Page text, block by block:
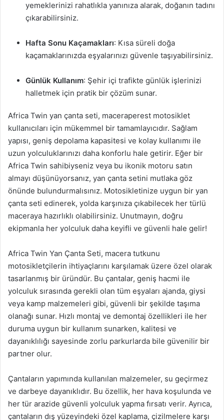
yemeklerinizi rahatlıkla yanınıza alarak, doğanın tadını
çıkarabilirsiniz.
Hafta Sonu Kaçamakları: Kısa süreli doğa
kaçamaklarınızda eşyalarınızı güvenle taşıyabilirsiniz.
Günlük Kullanım: Şehir içi trafikte günlük işlerinizi
halletmek için pratik bir çözüm sunar.
Africa Twin yan çanta seti, maceraperest motosiklet
kullanıcıları için mükemmel bir tamamlayıcıdır. Sağlam
yapısı, geniş depolama kapasitesi ve kolay kullanımı ile
uzun yolculuklarınızı daha konforlu hale getirir. Eğer bir
Africa Twin sahibiyseniz veya bu ikonik motoru satın
almayı düşünüyorsanız, yan çanta setini mutlaka göz
önünde bulundurmalısınız. Motosikletinize uygun bir yan
çanta seti edinerek, yolda karşınıza çıkabilecek her türlü
maceraya hazırlıklı olabilirsiniz. Unutmayın, doğru
ekipmanla her yolculuk daha keyifli ve güvenli hale gelir!
Africa Twin Yan Çanta Seti, macera tutkunu
motosikletçilerin ihtiyaçlarını karşılamak üzere özel olarak
tasarlanmış bir üründür. Bu çantalar, geniş hacmi ile
yolculuk sırasında gerekli olan tüm eşyaları ajanda, giysi
veya kamp malzemeleri gibi, güvenli bir şekilde taşıma
olanağı sunar. Hızlı montaj ve demontaj özellikleri ile her
duruma uygun bir kullanım sunarken, kalitesi ve
dayanıklılığı sayesinde zorlu parkurlarda bile güvenilir bir
partner olur.
Çantaların yapımında kullanılan malzemeler, su geçirmez
ve darbeye dayanıklıdır. Bu özellik, her hava koşulunda ve
her tür arazide güvenli yolculuk yapma fırsatı verir. Ayrıca,
çantaların dış yüzeyindeki özel kaplama, çizilmelere karşı